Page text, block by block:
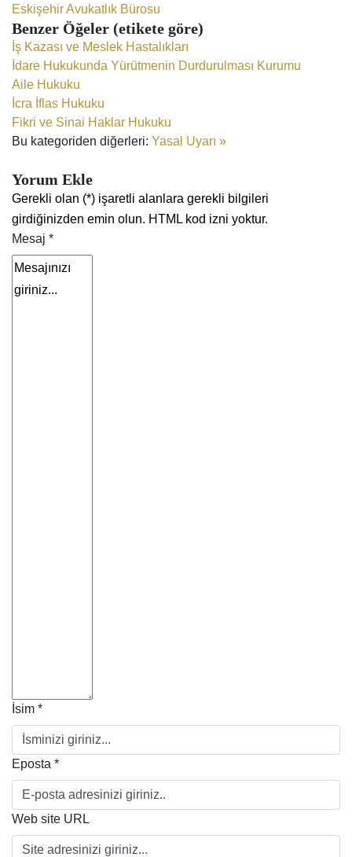
Eskişehir Avukatlık Bürosu
Benzer Öğeler (etikete göre)
İş Kazası ve Meslek Hastalıkları
İdare Hukukunda Yürütmenin Durdurulması Kurumu
Aile Hukuku
İcra İflas Hukuku
Fikri ve Sinai Haklar Hukuku
Bu kategoriden diğerleri: Yasal Uyarı »
Yorum Ekle
Gerekli olan (*) işaretli alanlara gerekli bilgileri
girdiğinizden emin olun. HTML kod izni yoktur.
Mesaj *
İsim *
Eposta *
Web site URL